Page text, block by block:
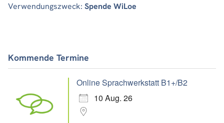
Verwendungszweck: Spende WiLoe
Kommende Termine
Online Sprachwerkstatt B1+/B2
10 Aug. 26